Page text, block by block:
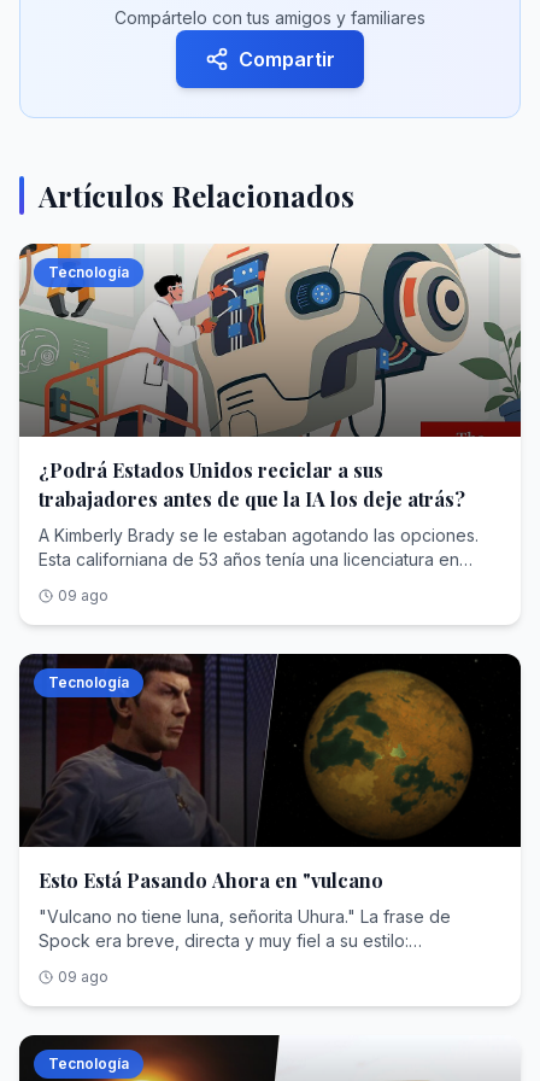
Compártelo con tus amigos y familiares
Compartir
Artículos Relacionados
Tecnología
¿Podrá Estados Unidos reciclar a sus
trabajadores antes de que la IA los deje atrás?
A Kimberly Brady se le estaban agotando las opciones. Esta californiana de 53 años tenía una licenciatura en psicología, pero se encontraba estancada en un trabajo mal remunerado en Costco, donde vendía productos electrónicos y joyería. Tras presentar unas 620 solicitudes sin éxito para puestos de atención al cliente y ventas —ámbitos que la IA está transformando cada vez más—, decidió reciclarse para trabajar en el departamento de óptica de Costco. Como no existía ningún programa oficial de formación, pasó seis meses aprendiendo por su cuenta el oficio de óptica mediante libros de texto y vídeos de YouTube, aprobó dos exámenes nacionales y pagó miles de dólares para obtener dos licencias. Sin embargo, no fue suficiente. Sin experiencia práctica, «seguían sin contratarme», afirma.La experiencia de Brady pone de manifiesto un problema más amplio. Cambiar de carrera profesional en Estados Unidos es difícil; la IA podría hacer que pronto se convierta en algo mucho más habitual. Según el banco Goldman Sachs, alrededor de diez millones de puestos de trabajo podrían desaparecer durante la próxima década. Los empleos administrativos de nivel inicial y el trabajo rutinario de oficina están especialmente expuestos, lo que pone en riesgo tanto a los nuevos trabajadores como a los actuales. Aún no se ha destruido empleo de forma generalizada, pero el temor ya está influyendo en la política estadounidense: casi uno de cada cinco trabajadores espera que la IA elimine su puesto de trabajo en un plazo de cinco años.Las tecnologías anteriores, desde la electricidad hasta los ordenadores, desplazaron a los trabajadores, pero también crearon otros tipos de empleo. Ahora, algunos tecnólogos, entre ellos Elon Musk, imaginan un futuro en el que una renta universal elevada proteja a las personas a medida que el trabajo remunerado vaya desapareciendo. Pocos políticos se conforman con esa solución, pero encontrar una alternativa es más difícil. Una respuesta seria ayudaría a los jóvenes a incorporarse al mercado laboral, a los empleados en activo a adaptarse a medida que evolucionan los puestos de trabajo y a los trabajadores desplazados a reorientarse hacia nuevas ocupaciones. ¿Podrá Estados Unidos crear un sistema así antes de que llegue la disrupción?the_economist_0770Su historial reciente no resulta alentador. Entre 2000 y 2011, Estados Unidos perdió casi seis millones de puestos de trabajo en el sector manufacturero, alrededor de un millón de ellos como consecuencia de la creciente competencia de las importaciones chinas, lo que hizo que el empleo permaneciera deprimido durante años en las zonas más afectadas. La principal respuesta federal, la Ayuda para el Ajuste Comercial (TAA), financió programas de reciclaje profesional y la ampliación de las prestaciones por desempleo, pero únicamente para los trabajadores que pudieran demostrar que habían perdido su empleo a causa del comercio internacional. Quienes recibieron formación trabajaron aproximadamente tres meses más que trabajadores comparables que no la recibieron y, durante la década siguiente, ganaron unos 50 000 dólares más.Sin embargo, el alcance del programa era limitado. A principios de la década del año 2000, aproximadamente 160.000 trabajadores al año estaban cubiertos por las certificaciones de la TAA, mientras que el sector manufacturero perdía alrededor de 500.000 empleos anuales. De esos beneficiarios, solo unos 40.000 accedían cada año a la formación, lo que reflejaba la complejidad de los trámites y las esperas, de casi un año, antes de que pudiera comenzar el proceso formativo. El resultado fue una devastación económica local que contribuyó a alimentar el giro populista de Estados Unidos.El 61% de los estadounidenses que van a la universidad sale de ella con deudasEl impacto de la IA será diferente, ya que afectará a empleos administrativos repartidos por todo el país. Las pérdidas podrían producirse mediante una menor contratación y oleadas de despidos, más que por cierres repentinos de fábricas. No obstante, la carga podría recaer con especial intensidad sobre determinados grupos. Los trabajadores jóvenes podrían ver cómo desaparecen las oportunidades de acceso al mercado laboral, mientras que las mujeres sin titulación universitaria —con exceso de representación en puestos administrativos, de oficina, de centros de atención telefónica y de apoyo administrativo— se enfrentan a riesgos especialmente elevados.En la actualidad, el sistema nacional de educación y formación de los trabajadores parte de la premisa de que estos reciben formación una única vez, al comienzo de su carrera profesional, y de que el desempleo constituye una interrupción temporal antes de reincorporarse a un empleo similar. Aproximadamente, cuatro de cada diez estadounidenses que terminan el instituto se matriculan en una universidad de cuatro años; el 61% sale de ella con deudas. Los centros de formación profesional ofrecen la mayor parte de la formación de corta duración, pero reciben mucha menos financiación: cuentan con aproximadamente 25.000 millones de dólares de financiación pública para programas de formación laboral y atienden a unos ocho millones de personas al año.¿Cómo sería un modelo mejor?El apoyo federal específico para los trabajadores desplazados es aún menor, sobre todo desde que la TAA dejó de admitir nuevos beneficiarios en 2022. En 2023, el principal programa federal de formación para quienes pierden su empleo gastó solo 170 millones de dólares en formar a unas 39.000 personas. Los participantes reciben un modesto vale para gastar en un curso homologado. Algunos programas funcionan bien; muchos otros, no. «Todo nuestro sistema se basa en una financiación vinculada a la asistencia, no a los resultados», afirma Gina Raimondo, exgobernadora de Rhode Island y secretaria de Comercio en la administración Biden. El resultado es un sistema fragmentado e insuficientemente financiado.¿Cómo sería un modelo mejor? Empecemos por los trabajadores jóvenes. Si la IA erosiona los empleos administrativos de nivel inicial, Estados Unidos necesitará más vías de acceso al mercado laboral que no pasen por una titulación universitaria de cuatro años. Los programas sectoriales ofrecen un modelo cuya eficacia ha quedado demostrada: los intermediarios reúnen a empresas de una misma región y a proveedores de formación para diseñar cursos adaptados a las vacantes reales, al tiempo que proporcionan orientación y otros tipos de apoyo. Cuatro ensayos aleatorios realizados en los sectores de la asistencia sanitaria, el soporte informático y la industria manufacturera constataron un aumento duradero de los ingresos de entre el 11% y el 40%.Los programas de formación profesional ofrecen otra vía, al combinar trabajo remunerado con formación estructurada. Estos programas han ganado popularidad, pero solo alrededor de 800.000 estadounidenses están inscritos en ellos, apenas la mitad que en Alemania, un país con una cuarta parte de la población de Estados Unidos. Y, a diferencia de Alemania, los programas de formación profesional en Estados Unidos siguen concentrándose en la construcción y los oficios cualificados.También se están poniendo en marcha otras iniciativas. RAISE US, una organización nacional sin ánimo de lucro cofundada por Raimondo y Eric Holcomb, exgobernador republicano de Indiana, está colaborando con gobernadores, empresarios y proveedores de formación para desarrollar nuevas iniciativas; hasta ahora ha anunciado proyectos piloto en cuatro estados. Su programa en Maryland se basa en una iniciativa estatal puesta en marcha hace tres años que remunera a los jóvenes trabajadores para que pasen un año trabajando en organizaciones sin ánimo de lucro. RAISE US añade orientación, formación profesional y vías de acceso a empleos estables en los sectores de la sanidad y la educación. Por ahora, estos experimentos no dejan de ser eso.Los trabajadores en activo necesitan un tipo distinto de ayuda, ya que la IA está transformando los puestos que ya desempeñan. Por el momento, la mayoría de los esfuerzos se centran en enseñar a los trabajadores a utilizar esta tecnología. Hoy en día es habitual que las grandes empresas de servicios administrativos —desde consultoras hasta entidades financieras— cuenten con programas internos para ayudar a sus empleados a aprender cómo la IA puede complementar su trabajo. Sin embargo, algunos trabajadores no necesitarán una nueva versión de su puesto actual, sino un empleo completamente distinto.«Hay un coste para el ego de las personas»Salesforce, una empresa de software, ofrece una idea de lo que eso podría suponer. Su plataforma Career Connect relaciona las competencias de los empleados con posibles puestos internos y recomienda la formación más adecuada; además, el reembolso de los gastos de formación puede ayudar a sufragar el coste de las titulaciones oficiales. Resulta lógico que Salesforce, una empresa cuya propia plataforma se enfrenta a la disrupción provocada por la IA, esté probando nuevas formas de ayudar a sus trabajadores a adaptarse. Sin embargo, este tipo de infraestructura para facilitar la movilidad interna sigue siendo poco habitual.El principal problema es que, en el caso de muchos trabajadores que ocupan puestos vulnerables, aún nadie sabe para qué deberían formarse. Connecticut, en colaboración con RAISE US, está estudiando la posibilidad de reciclar a trabajadores administrativos para que desempeñen empleos en el sector sanitario, pero es posible que los agentes de seguros no sean quienes mejor se relacionen con los pacientes. Lo ideal sería que los nuevos puestos aprovecharan las competencias ya existentes y permitieran conservar cierta identidad profesional. «Hay un coste para el ego de las personas», afirma Lee Lilley, secretario de Comercio de Carolina del Norte. «No es realista coger a alguien que ha desarrollado una carrera durante 20 años en un entorno de oficina y preguntarle: «¿te gustaría convertirte en soldador?»».Esa incertidumbre e
09 ago
Tecnología
Esto Está Pasando Ahora en "vulcano
"Vulcano no tiene luna, señorita Uhura." La frase de
Spock era breve, directa y muy fiel a su estilo:
un vulcano. 'Star Trek' nos enseñó muy bien esa forma
de estar en el universo: seres capaces de convivir con
los humanos, de parecerse a nosotros en lo esencial y, al
mismo tiempo, de resultar profundamente distintos por su
09 ago
Tecnología